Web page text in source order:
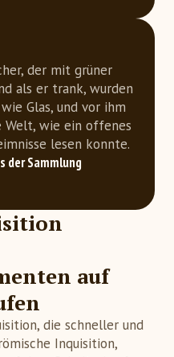
der mit grüner
als er trank, wurden
Glas, und vor ihm
wie ein offenes
lesen konnte.
der Sammlung
auf
die schneller und
Inquisition,